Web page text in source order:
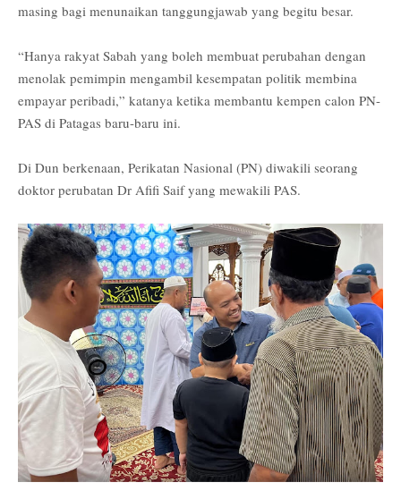
masing bagi menunaikan tanggungjawab yang begitu besar.
“Hanya rakyat Sabah yang boleh membuat perubahan dengan
menolak pemimpin mengambil kesempatan politik membina
empayar peribadi,” katanya ketika membantu kempen calon PN-
PAS di Patagas baru-baru ini.
Di Dun berkenaan, Perikatan Nasional (PN) diwakili seorang
doktor perubatan Dr Afifi Saif yang mewakili PAS.